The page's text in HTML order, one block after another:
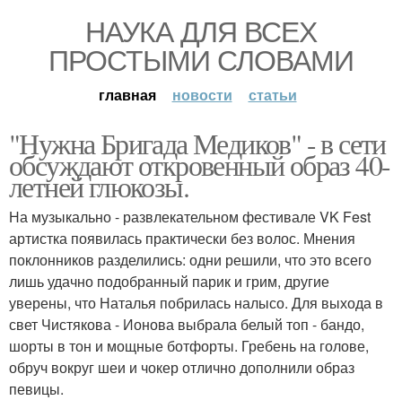
НАУКА ДЛЯ ВСЕХ
ПРОСТЫМИ СЛОВАМИ
главная новости статьи
"Нужна Бригада Медиков" - в сети
обсуждают откровенный образ 40-
летней глюкозы.
На музыкально - развлекательном фестивале VK Fest
артистка появилась практически без волос. Мнения
поклонников разделились: одни решили, что это всего
лишь удачно подобранный парик и грим, другие
уверены, что Наталья побрилась налысо. Для выхода в
свет Чистякова - Ионова выбрала белый топ - бандо,
шорты в тон и мощные ботфорты. Гребень на голове,
обруч вокруг шеи и чокер отлично дополнили образ
певицы.